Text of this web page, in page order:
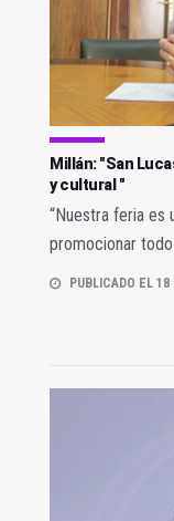
Millán: "San
y cultural "
“Nuestra feria es
promocionar
PUBLICADO EL